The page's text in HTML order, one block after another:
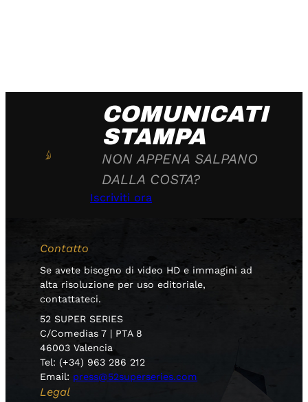
COMUNICATI
STAMPA
NON APPENA SALPANO
DALLA COSTA?
Iscriviti ora
Contatto
Se avete bisogno di video HD e immagini ad
alta risoluzione per uso editoriale,
contattateci.
52 SUPER SERIES
C/Comedias 7 | PTA 8
46003 Valencia
Tel: (+34) 963 286 212
Email: press@52superseries.com
Legal